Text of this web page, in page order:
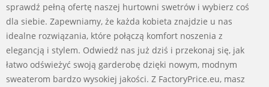
sprawdź pełną ofertę naszej hurtowni swetrów i wybierz coś
dla siebie. Zapewniamy, że każda kobieta znajdzie u nas
idealne rozwiązania, które połączą komfort noszenia z
elegancją i stylem. Odwiedź nas już dziś i przekonaj się, jak
łatwo odświeżyć swoją garderobę dzięki nowym, modnym
sweaterom bardzo wysokiej jakości. Z FactoryPrice.eu, masz